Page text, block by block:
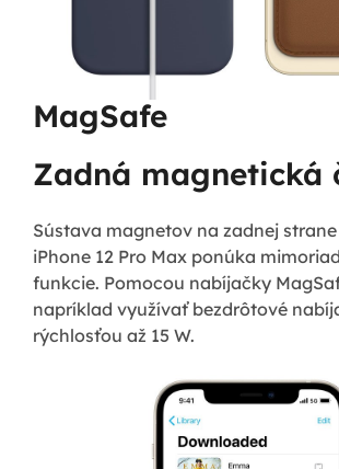
MagSafe
Zadná magnetická
Sústava magnetov na zadnej
iPhone 12 Pro Max ponúka
funkcie. Pomocou nabíjačky
napríklad využívať bezdrôtové
rýchlosťou až 15 W.